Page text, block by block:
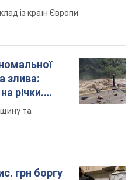
із країн Європи
злива:
річки.
та
грн боргу